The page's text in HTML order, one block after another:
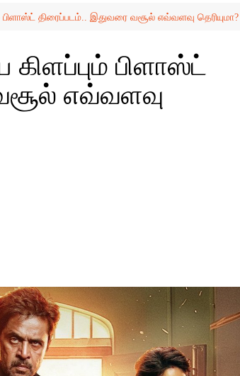
திரைப்படம்.. இதுவரை வசூல் எவ்வளவு தெரியுமா?
பிளாஸ்ட்
எவ்வளவு